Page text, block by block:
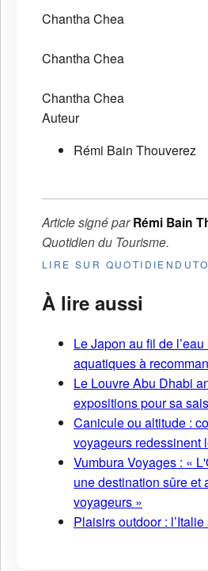
Chantha Chea
Chantha Chea
Chantha Chea
Auteur
Rémi Bain Thouverez
Article signé parRémi Bain
Quotidien du Tourisme.
LIRE SUR
À lire aussi
Le Japon au fil de
aquatiques à
Le Louvre Abu Dhabi
expositions pour sa
Canicule ou altitude :
voyageurs redessinent
Vumbura Voyages : «
une destination sûre et
voyageurs »
Plaisirs outdoor :